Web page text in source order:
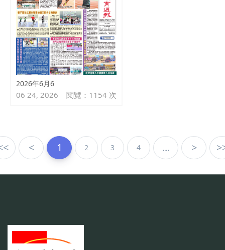
2026年6月6
閱覽：1154 次
06 24, 2026
< 1 2 3 4 ... >